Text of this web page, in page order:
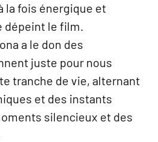
la fois énergique et
dépeint le film.
a le don des
juste pour nous
tranche de vie, alternant
et des instants
silencieux et des